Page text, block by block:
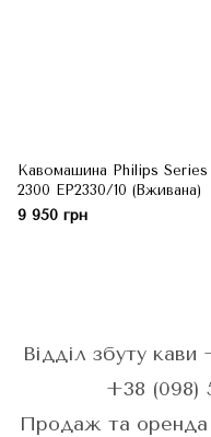
Кавомашина Philips Series
2300 EP2330/10 (Вживана)
9 950 грн
Відділ збуту
+38 (098)
Продаж та